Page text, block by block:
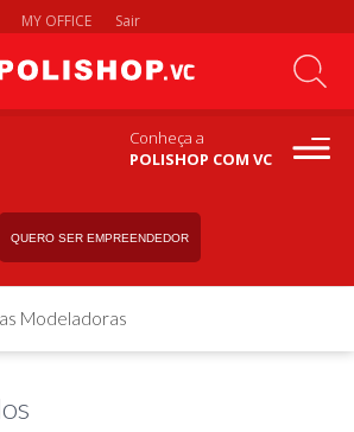
MY OFFICE Sair
Conheça a
POLISHOP COM VC
QUERO SER EMPREENDEDOR
Modeladoras